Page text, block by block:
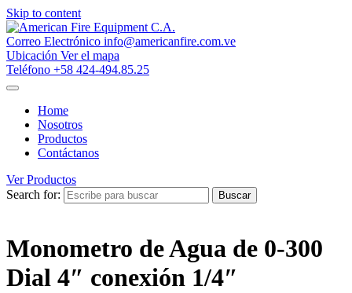
Skip to content
Correo Electrónico info@americanfire.com.ve
Ubicación Ver el mapa
Teléfono +58 424-494.85.25
Home
Nosotros
Productos
Contáctanos
Ver Productos
Search for:
Buscar
Monometro de Agua de 0-300
Dial 4″ conexión 1/4″